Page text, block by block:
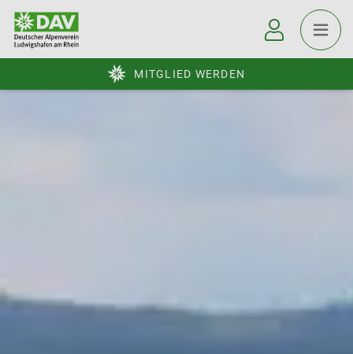
MITGLIED WERDEN